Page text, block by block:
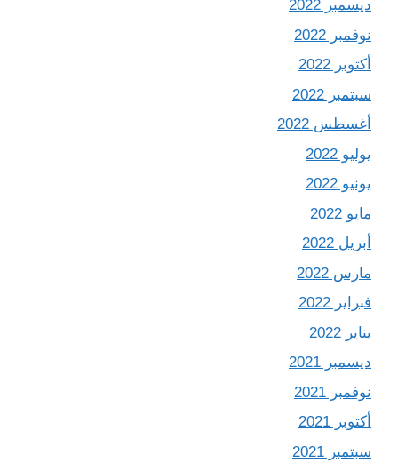
ديسمبر 2022
نوفمبر 2022
أكتوبر 2022
سبتمبر 2022
أغسطس 2022
يوليو 2022
يونيو 2022
مايو 2022
أبريل 2022
مارس 2022
فبراير 2022
يناير 2022
ديسمبر 2021
نوفمبر 2021
أكتوبر 2021
سبتمبر 2021